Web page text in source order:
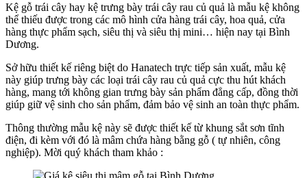
Kệ gỗ trái cây hay kệ trưng bày trái cây rau củ quả là mẫu kệ không
thể thiếu được trong các mô hình cửa hàng trái cây, hoa quả, cửa
hàng thực phẩm sạch, siêu thị và siêu thị mini… hiện nay tại Bình
Dương.
Sở hữu thiết kế riêng biệt do Hanatech trực tiếp sản xuất, mẫu kệ
này giúp trưng bày các loại trái cây rau củ quả cực thu hút khách
hàng, mang tới không gian trưng bày sản phẩm đẳng cấp, đồng thời
giúp giữ vệ sinh cho sản phẩm, đảm bảo vệ sinh an toàn thực phẩm.
Thông thường mẫu kệ này sẽ được thiết kế từ khung sắt sơn tĩnh
điện, đi kèm với đó là mâm chứa hàng bằng gỗ ( tự nhiên, công
nghiệp). Mời quý khách tham khảo :